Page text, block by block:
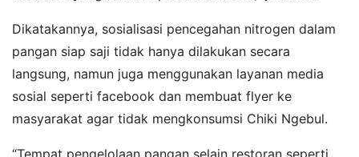
Dikatakannya, sosialisasi pencegahan nitrogen dalam
pangan siap saji tidak hanya dilakukan secara
langsung, namun juga menggunakan layanan media
sosial seperti facebook dan membuat flyer ke
masyarakat agar tidak mengkonsumsi Chiki Ngebul.
“Tempat pengelolaan pangan selain restoran seperti